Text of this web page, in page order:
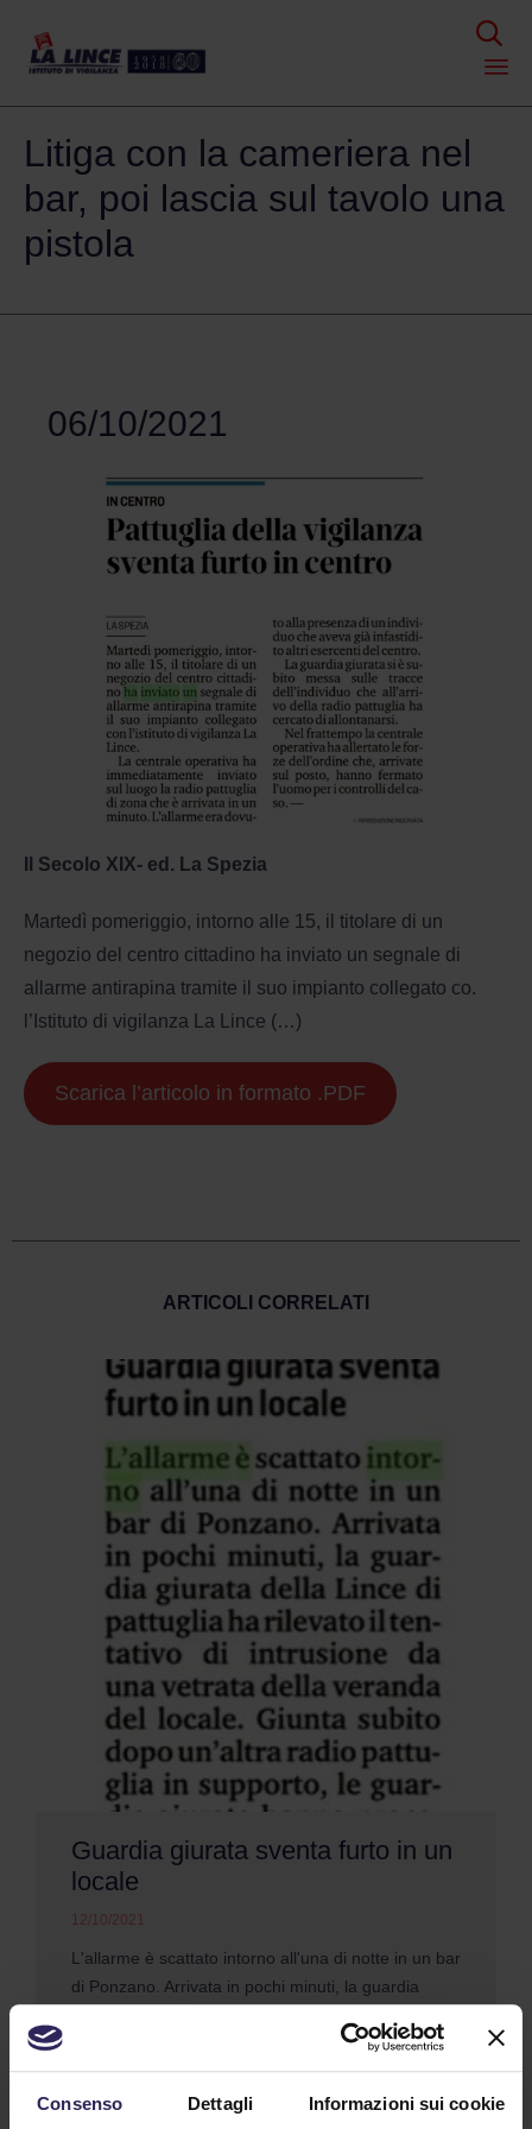
Consenso Dettagli Informazioni sui cookie

to
Litiga con la cameriera nel
bar, poi lascia sul tavolo una
pistola
06/10/2021
Il Secolo XIX- ed. La Spezia
Martedì pomeriggio, intorno alle 15, il titolare di un
negozio del centro cittadino ha inviato un segnale di
allarme antirapina tramite il suo impianto collegato co.
l’Istituto di vigilanza La Lince (…)
Scarica l’articolo in formato .PDF
ARTICOLI CORRELATI
Guardia giurata sventa furto in un
locale
12/10/2021
L'allarme è scattato intorno all'una di notte in un bar
di Ponzano. Arrivata in pochi minuti, la guardia